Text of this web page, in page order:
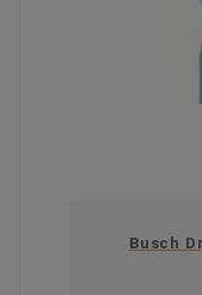
Busch